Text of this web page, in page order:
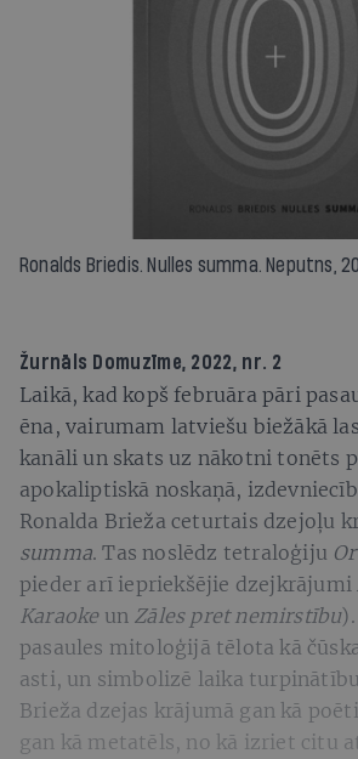
Ronalds Briedis. Nulles summa. Neputns,
Žurnāls Domuzīme, 2022, nr. 2
Laikā, kad kopš februāra pāri
ēna, vairumam latviešu biežākā
kanāli un skats uz nākotni tonēts
apokaliptiskā noskaņā,
Ronalda Brieža ceturtais dzejoļu
summa. Tas noslēdz tetraloģiju
pieder arī iepriekšējie dzejkrājumi
Karaokeun Zāles pret nemirstību
pasaules mitoloģijā tēlota kā
asti, un simbolizē laika
Brieža dzejas krājumā gan kā
gan kā metatēls, no kā izriet citu